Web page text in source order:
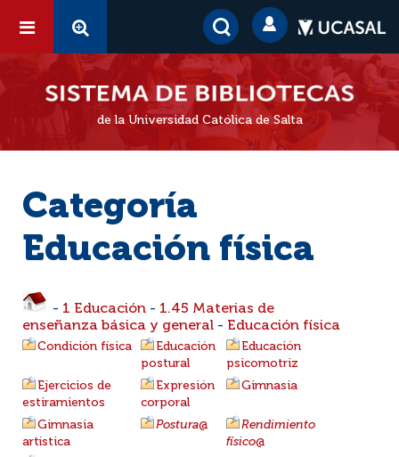
de la Universidad Católica de Salta
Categoría
Educación física
- 1 Educación - 1.45 Materias de
enseñanza básica y general - Educación física
Condición física
Educación
postural
Educación
psicomotriz
Ejercicios de
estiramientos
Expresión
corporal
Gimnasia
Gimnasia
artística
Postura@
Rendimiento
físico@